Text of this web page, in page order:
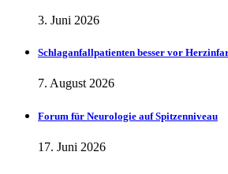
3. Juni 2026
Schlaganfallpatienten besser vor
7. August 2026
Forum für Neurologie auf Spitzenniveau
17. Juni 2026